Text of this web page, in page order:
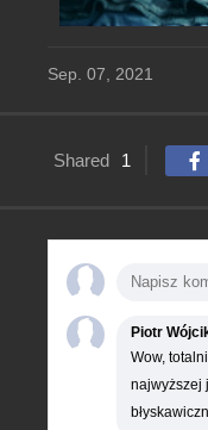
Sep. 07, 2021
Shared 1
Piotr
Wow,
najwyższej